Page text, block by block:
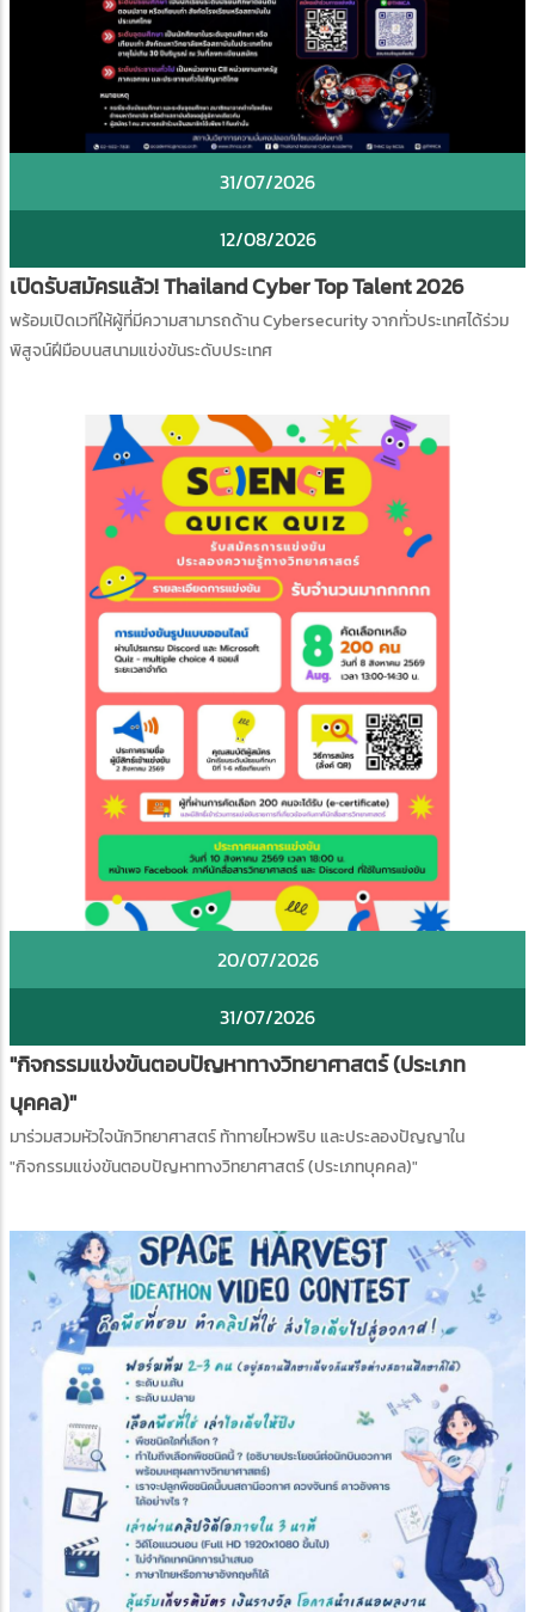
31/07/2026
12/08/2026
เปิดรับสมัครแล้ว! Thailand Cyber Top Talent 2026
พร้อมเปิดเวทีให้ผู้ที่มีความสามารถด้าน Cybersecurity จากทั่วประเทศได้ร่วม
พิสูจน์ฝีมือบนสนามแข่งขันระดับประเทศ
20/07/2026
31/07/2026
"กิจกรรมแข่งขันตอบปัญหาทางวิทยาศาสตร์ (ประเภท
บุคคล)"
มาร่วมสวมหัวใจนักวิทยาศาสตร์ ท้าทายไหวพริบ และประลองปัญญาใน
"กิจกรรมแข่งขันตอบปัญหาทางวิทยาศาสตร์ (ประเภทบุคคล)"